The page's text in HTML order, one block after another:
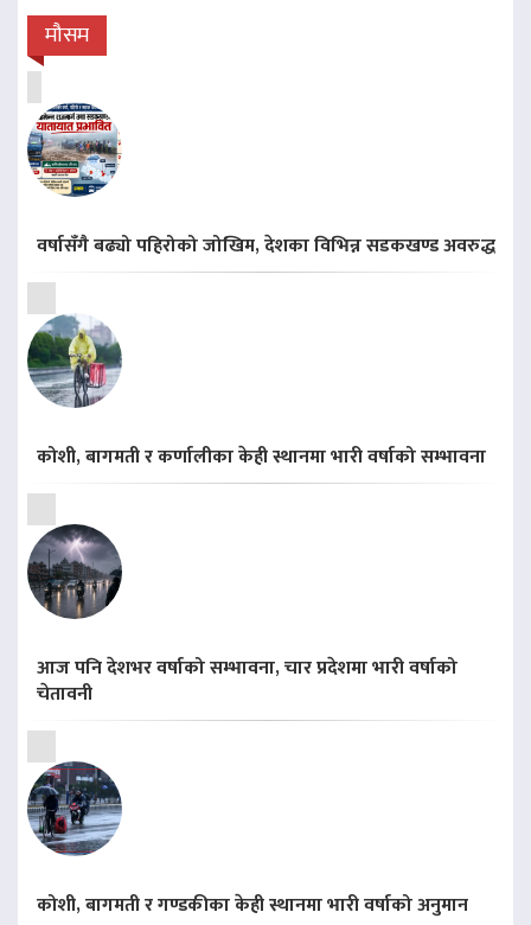
मौसम
वर्षासँगै बढ्यो पहिरोको जोखिम, देशका विभिन्न सडकखण्ड अवरुद्ध
कोशी, बागमती र कर्णालीका केही स्थानमा भारी वर्षाको सम्भावना
आज पनि देशभर वर्षाको सम्भावना, चार प्रदेशमा भारी वर्षाको
चेतावनी
कोशी, बागमती र गण्डकीका केही स्थानमा भारी वर्षाको अनुमान